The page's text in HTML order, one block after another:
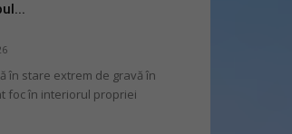
în stare extrem de gravă în
foc în interiorul propriei